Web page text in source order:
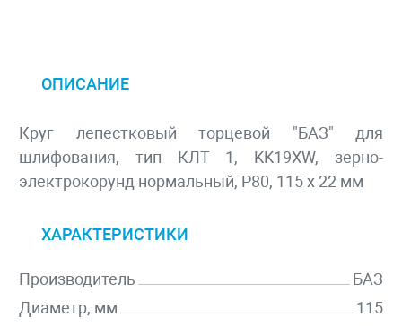
ОПИСАНИЕ
Круг лепестковый торцевой "БАЗ" для
шлифования, тип КЛТ 1, KK19XW, зерно-
электрокорунд нормальный, P80, 115 х 22 мм
ХАРАКТЕРИСТИКИ
Производитель
БАЗ
Диаметр, мм
115